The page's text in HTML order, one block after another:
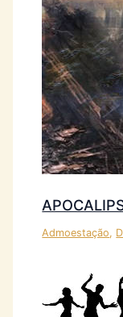
Admoestação,